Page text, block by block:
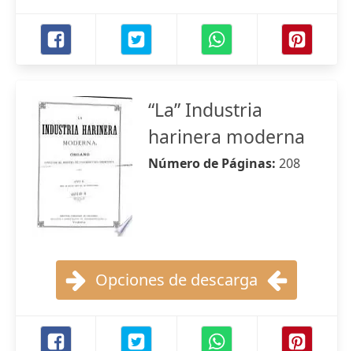
“La” Industria
harinera moderna
Número de Páginas: 208
Opciones de descarga